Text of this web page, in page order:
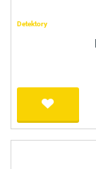
Detektory